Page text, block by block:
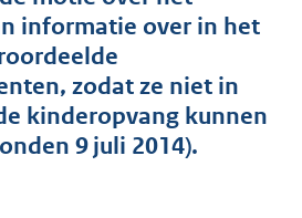
t
e
:
3
8
K
informatie over in het
zodat ze niet in
kinderopvang kunnen
9 juli 2014).